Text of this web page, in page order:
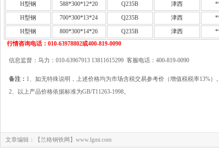
H型钢
588*300*12*20 Q235B 津西
H型钢
700*300*13*24 Q235B 津西
H型钢
800*300*14*26 Q235B 津西
行情咨询电话：010-63978802或400-819-0090
信息监督：马力：010-63967913 13811615299 客服电话：400-819-0090
备注： 1、如无特殊说明，上述价格均为市场含税交易参考价（增值税税率13%）
2、以上产品价格依据标准为GB/T11263-1998。
文章编辑：【兰格钢铁网】www.lgmi.com